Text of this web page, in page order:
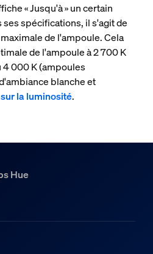
« Jusqu'à » un certain
spécifications, il s'agit de
de l'ampoule. Cela
de l'ampoule à 2 700 K
000 K (ampoules
blanche et
la luminosité.
Hue